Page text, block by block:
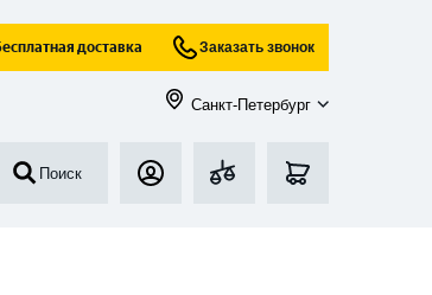
доставка Заказать звонок
Санкт-Петербург
Поиск